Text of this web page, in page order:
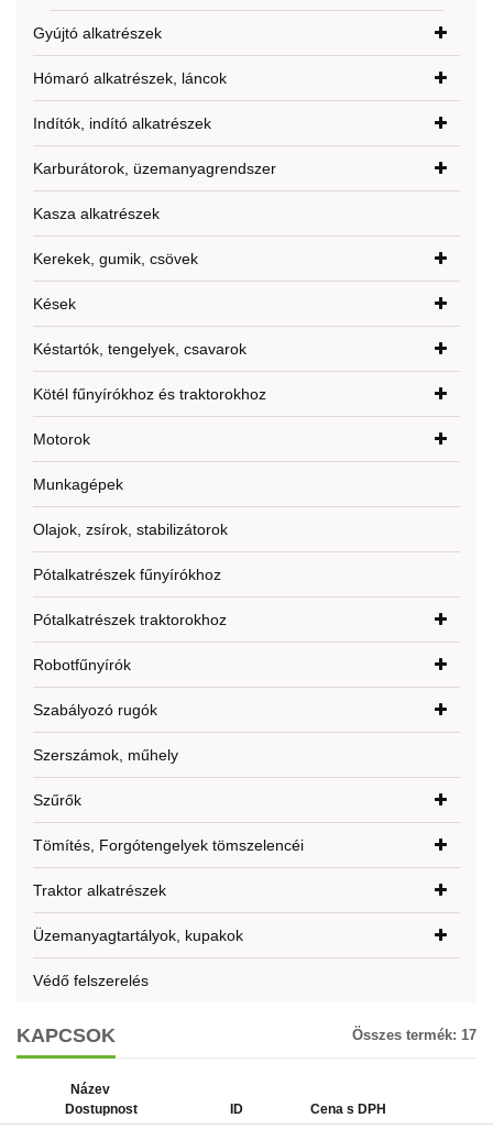
Gyújtó alkatrészek
Hómaró alkatrészek, láncok
Indítók, indító alkatrészek
Karburátorok, üzemanyagrendszer
Kasza alkatrészek
Kerekek, gumik, csövek
Kések
Késtartók, tengelyek, csavarok
Kötél fűnyírókhoz és traktorokhoz
Motorok
Munkagépek
Olajok, zsírok, stabilizátorok
Pótalkatrészek fűnyírókhoz
Pótalkatrészek traktorokhoz
Robotfűnyírók
Szabályozó rugók
Szerszámok, műhely
Szűrők
Tömítés, Forgótengelyek tömszelencéi
Traktor alkatrészek
Üzemanyagtartályok, kupakok
Védő felszerelés
KAPCSOK Összes termék: 17
Název
Dostupnost
ID Cena s DPH